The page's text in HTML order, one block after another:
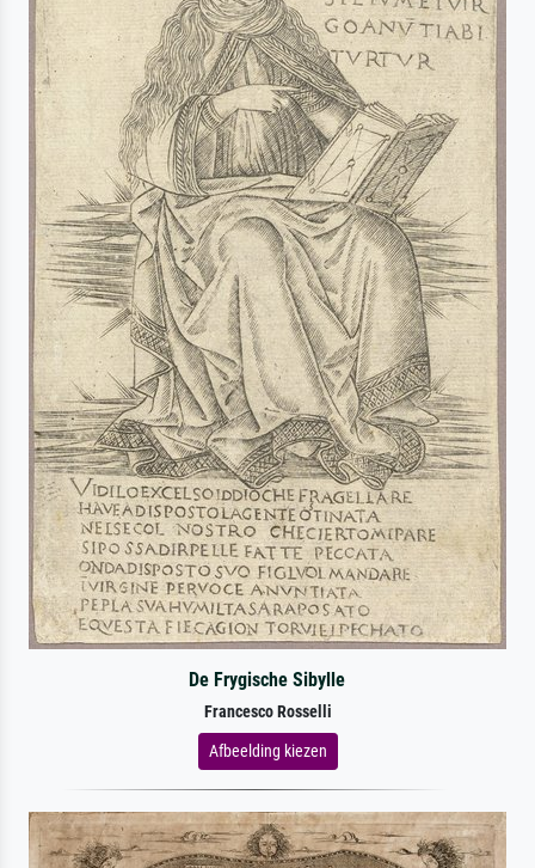
De Frygische Sibylle
Francesco Rosselli
Afbeelding kiezen